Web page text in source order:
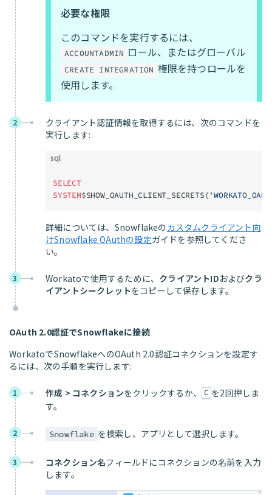
必要な権限
このコマンドを実行するには、
ACCOUNTADMIN ロール、またはグローバル
CREATE INTEGRATION 権限を持つロールを
使用します。
2
クライアント認証情報を取得するには、次のコマンドを
実行します:
sql
SELECT
SYSTEM$SHOW_OAUTH_CLIENT_SECRETS(
詳細については、Snowflakeのカスタムクライアント向
けSnowflake OAuthの設定ガイドを参照してくださ
い。
3 Workatoで使用するために、 クライアントIDおよびクラ
イアントシークレットをコピーして保存します。
OAuth 2.0認証でSnowflakeに接続
WorkatoでSnowflakeへのOAuth 2.0認証コネクションを設定す
るには、次の手順を実行します:
1 作成 > コネクションをクリックするか、 C を2回押しま
す。
2 Snowflake を検索し、アプリとして選択します。
3 コネクション名フィールドにコネクションの名前を入力
します。